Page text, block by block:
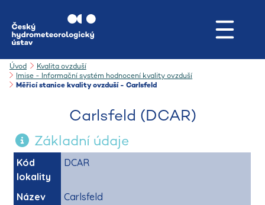
Úvod
Kvalita ovzduší
Imise - Informační systém hodnocení kvality ovzduší
Měřicí stanice kvality ovzduší - Carlsfeld
Carlsfeld (DCAR)
Základní údaje
Kód
lokality
DCAR
Název
Carlsfeld